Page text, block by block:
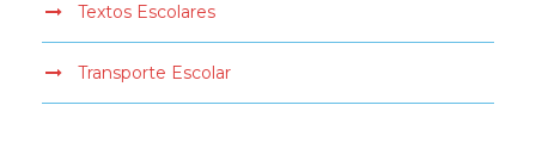
Textos Escolares
Transporte Escolar